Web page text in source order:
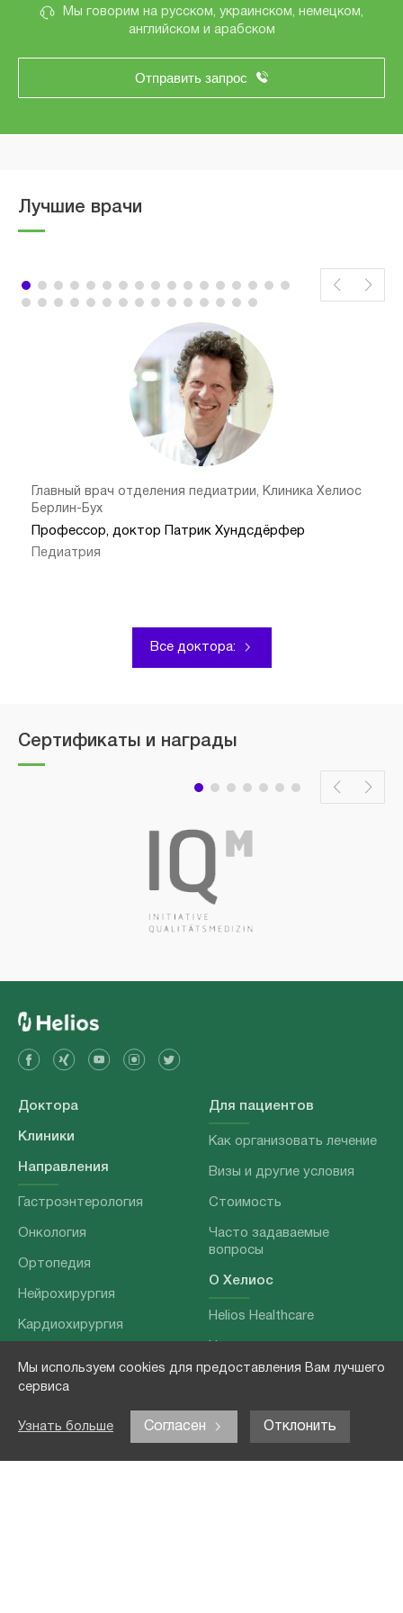
Мы используем cookies для предоставления Вам лучшего
сервиса
Узнать больше Согласен Отклонить
Мы говорим на русском, украинском, немецком,
английском и арабском
Отправить запрос
Лучшие врачи
Главный врач отделения педиатрии, Клиника Хелиос
Берлин-Бух
Профессор, доктор Патрик Хундсдёрфер
Педиатрия
Все доктора:
Сертификаты и награды
Доктора
Клиники
Направления
Гастроэнтерология
Онкология
Ортопедия
Нейрохирургия
Кардиохирургия
Хирургия позвоночника
Для пациентов
Как организовать лечение
Визы и другие условия
Стоимость
Часто задаваемые
вопросы
О Хелиос
Helios Healthcare
О нашей команде
Выходные данные